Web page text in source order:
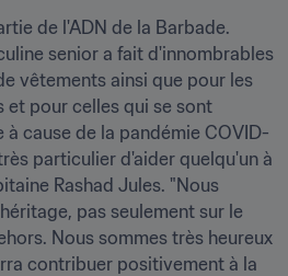
de l'ADN de la Barbade.
senior a fait d'innombrables
vêtements ainsi que pour les
et pour celles qui se sont
cause de la pandémie COVID-
particulier d'aider quelqu'un à
Rashad Jules. "Nous
pas seulement sur le
Nous sommes très heureux
contribuer positivement à la